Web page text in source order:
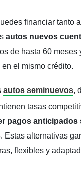
financiar tanto
autos nuevos
de hasta 60
el mismo crédito.
autos seminuevos,
tasas
pagos anticipados
. Estas alternativas
flexibles y